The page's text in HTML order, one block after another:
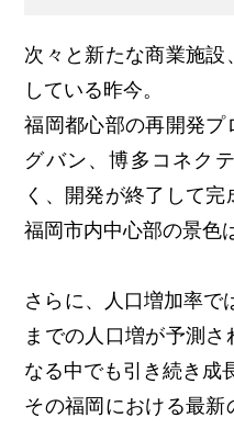
次々と新たな商業施
している昨今。
福岡都心部の再開発プ
グバン、博多コネク
く、開発が終了して完
福岡市内中心部の景色
さらに、人口増加率で
までの人口増が予測さ
なる中でも引き続き成
その福岡における最